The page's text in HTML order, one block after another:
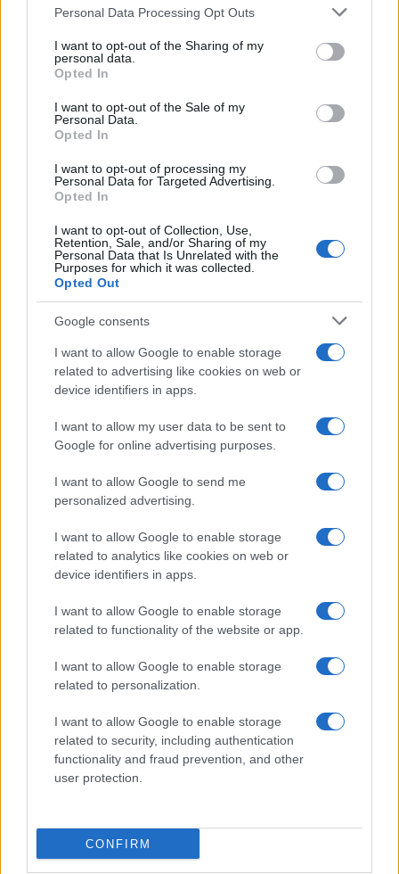
Please note that this website/app uses one or more Google
not limited to your visit or usage behaviour. You may click to
grant or deny consent to Google and its third-party tags to
use your data for below specified purposes in below Google
consent section.
Personal Data Processing Opt Outs
I want to opt-out of the Sharing of my
personal data.
Opted In
I want to opt-out of the Sale of my
Personal Data.
Opted In
I want to opt-out of processing my
Personal Data for Targeted Advertising.
Opted In
I want to opt-out of Collection, Use,
Retention, Sale, and/or Sharing of my
Personal Data that Is Unrelated with the
Purposes for which it was collected.
Opted Out
Google consents
I want to allow Google to enable storage
related to advertising like cookies on web or
device identifiers in apps.
I want to allow my user data to be sent to
Google for online advertising purposes.
I want to allow Google to send me
personalized advertising.
I want to allow Google to enable storage
related to analytics like cookies on web or
device identifiers in apps.
I want to allow Google to enable storage
related to functionality of the website or app.
I want to allow Google to enable storage
related to personalization.
I want to allow Google to enable storage
related to security, including authentication
functionality and fraud prevention, and other
user protection.
CONFIRM
Continua a leggere
bitcoin
Cristian Castiglioni · 8 Ago 2026
PEOPLE NEWS